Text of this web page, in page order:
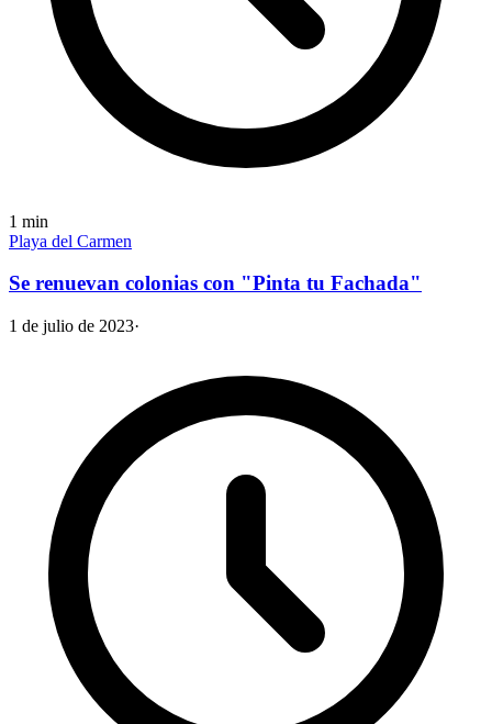
1 min
Playa del Carmen
Se renuevan colonias con "Pinta tu Fachada"
1 de julio de 2023·